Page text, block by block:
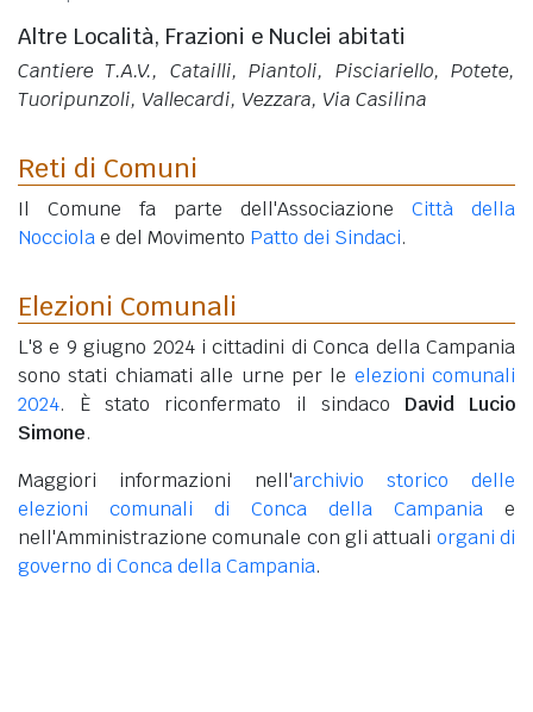
Altre Località, Frazioni e Nuclei abitati
Cantiere T.A.V., Catailli, Piantoli, Pisciariello, Potete,
Tuoripunzoli, Vallecardi, Vezzara, Via Casilina
Reti di Comuni
Il Comune fa parte dell'Associazione Città della
Nocciolae del Movimento Patto dei Sindaci.
Elezioni Comunali
L'8 e 9 giugno 2024 i cittadini di Conca della Campania
sono stati chiamati alle urne per le elezioni comunali
2024. È stato riconfermato il sindaco David Lucio
Simone.
Maggiori informazioni nell'archivio storico delle
elezioni comunali di Conca della Campania e
nell'Amministrazione comunale con gli attuali organi di
governo di Conca della Campania.